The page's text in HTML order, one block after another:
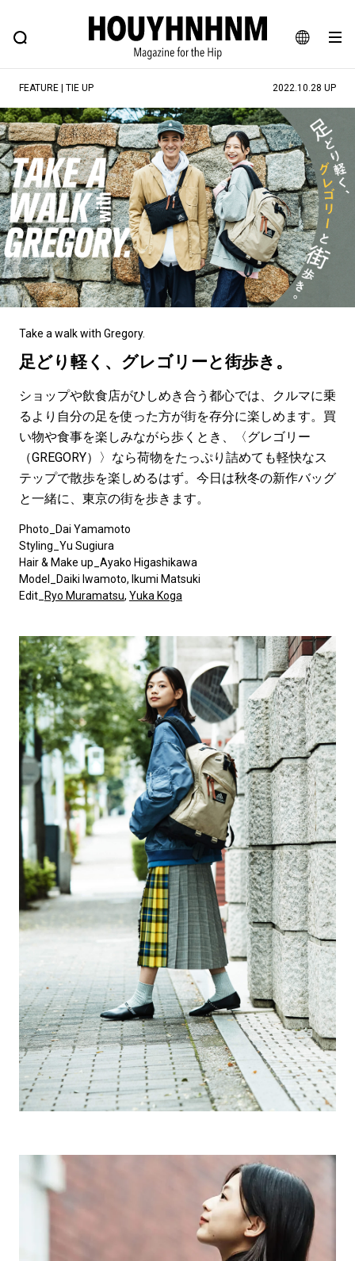
JA
EN
FEATURE BLOG SNAP
ヒップなファッション、カルチャー、ライフスタイルWEBマガジン
#注目のタグ
#SHOPPING ADDICT #憧れの逸品
#ESSENTIAL DESIGNS #古着サミット
#NEW VINTAGE #マイナーグッド図鑑
#路地裏てぃーん。 #MONTHLY JOURNAL
#GH 銘品の所以 #フイナムのYouTube
#Commune H #FOCUS IT #AH.H
#ととけん #FASHION
#LIFESTYLE #SNEAKER #OUTDOOR
FEATURE | TIE UP 2022.10.28 UP
Take a walk with Gregory.
足どり軽く、グレゴリーと街歩き。
ショップや飲食店がひしめき合う都心では、クルマに乗
るより自分の足を使った方が街を存分に楽しめます。買
い物や食事を楽しみながら歩くとき、〈グレゴリー
（GREGORY）〉なら荷物をたっぷり詰めても軽快なス
テップで散歩を楽しめるはず。今日は秋冬の新作バッグ
と一緒に、東京の街を歩きます。
Photo_Dai Yamamoto
Styling_Yu Sugiura
Hair & Make up_Ayako Higashikawa
Model_Daiki Iwamoto, Ikumi Matsuki
Edit_ Ryo Muramatsu, Yuka Koga